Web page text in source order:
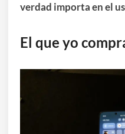
verdad importa en el
El que yo